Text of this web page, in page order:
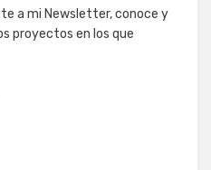
a mi Newsletter, conoce y
proyectos en los que